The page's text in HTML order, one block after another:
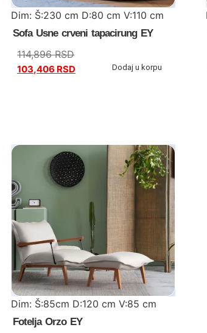
Dim: Š:230 cm D:80 cm V:110 cm
Sofa Usne crveni tapacirung EY
114,896RSD
103,406 RSD Dodaj u korpu
Dim: Š:85cm D:120 cm V:85 cm
Fotelja Orzo EY